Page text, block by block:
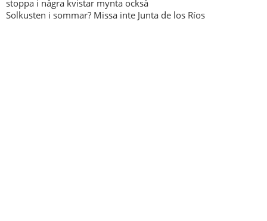
Solkusten i sommar? Missa inte Junta de los Ríos